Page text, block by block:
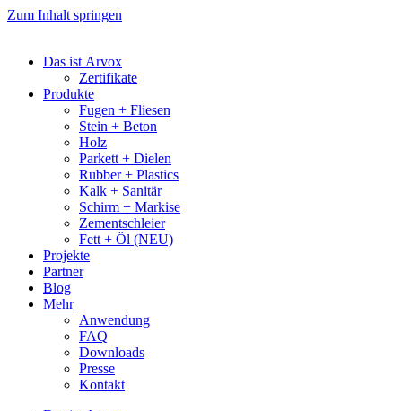
Zum Inhalt springen
Das ist Arvox
Zertifikate
Produkte
Fugen + Fliesen
Stein + Beton
Holz
Parkett + Dielen
Rubber + Plastics
Kalk + Sanitär
Schirm + Markise
Zementschleier
Fett + Öl (NEU)
Projekte
Partner
Blog
Mehr
Anwendung
FAQ
Downloads
Presse
Kontakt